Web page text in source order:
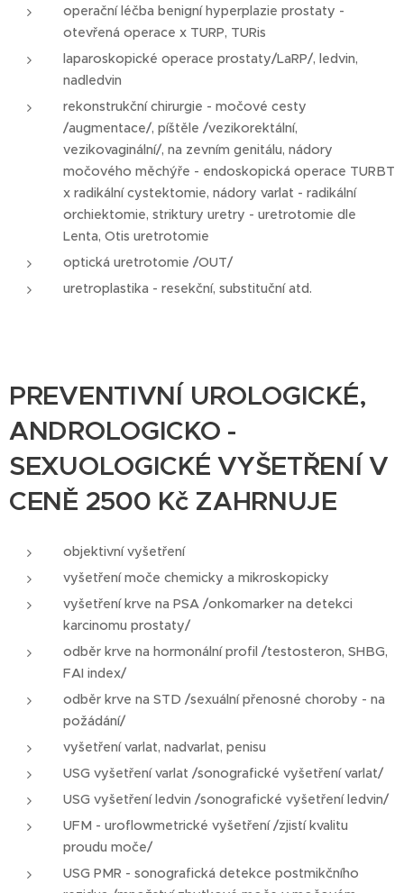
operační léčba benigní hyperplazie prostaty -
otevřená operace x TURP, TURis
laparoskopické operace prostaty/LaRP/, ledvin,
nadledvin
rekonstrukční chirurgie - močové cesty
/augmentace/, píštěle /vezikorektální,
vezikovaginální/, na zevním genitálu, nádory
močového měchýře - endoskopická operace TURBT
x radikální cystektomie, nádory varlat - radikální
orchiektomie, striktury uretry - uretrotomie dle
Lenta, Otis uretrotomie
optická uretrotomie /OUT/
uretroplastika - resekční, substituční atd.
PREVENTIVNÍ UROLOGICKÉ,
ANDROLOGICKO -
SEXUOLOGICKÉ VYŠETŘENÍ V
CENĚ 2500 Kč ZAHRNUJE
objektivní vyšetření
vyšetření moče chemicky a mikroskopicky
vyšetření krve na PSA /onkomarker na detekci
karcinomu prostaty/
odběr krve na hormonální profil /testosteron, SHBG,
FAI index/
odběr krve na STD /sexuální přenosné choroby - na
požádání/
vyšetření varlat, nadvarlat, penisu
USG vyšetření varlat /sonografické vyšetření varlat/
USG vyšetření ledvin /sonografické vyšetření ledvin/
UFM - uroflowmetrické vyšetření /zjistí kvalitu
proudu moče/
USG PMR - sonografická detekce postmikčního